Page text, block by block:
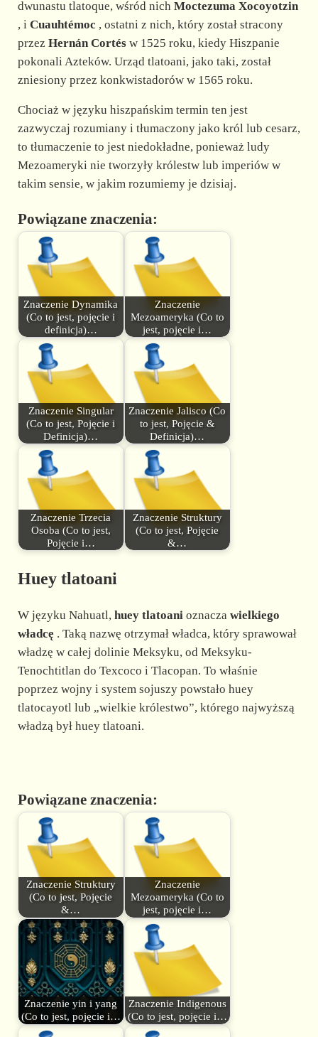
dwunastu tlatoque, wśród nich Moctezuma Xocoyotzin
, i Cuauhtémoc , ostatni z nich, który został stracony
przez Hernán Cortésw 1525 roku, kiedy Hiszpanie
pokonali Azteków. Urząd tlatoani, jako taki, został
zniesiony przez konkwistadorów w 1565 roku.
Chociaż w języku hiszpańskim termin ten jest
zazwyczaj rozumiany i tłumaczony jako król lub cesarz,
to tłumaczenie to jest niedokładne, ponieważ ludy
Mezoameryki nie tworzyły królestw lub imperiów w
takim sensie, w jakim rozumiemy je dzisiaj.
Powiązane znaczenia:
Znaczenie Dynamika
(Co to jest, pojęcie i
definicja)…
Znaczenie
Mezoameryka (Co to
jest, pojęcie i…
Znaczenie Singular
(Co to jest, Pojęcie i
Definicja)…
Znaczenie Jalisco (Co
to jest, Pojęcie &
Definicja)…
Znaczenie Trzecia
Osoba (Co to jest,
Pojęcie i…
Znaczenie Struktury
(Co to jest, Pojęcie
&…
Huey tlatoani
W języku Nahuatl, huey tlatoanioznacza wielkiego
władcę . Taką nazwę otrzymał władca, który sprawował
władzę w całej dolinie Meksyku, od Meksyku-
Tenochtitlan do Texcoco i Tlacopan. To właśnie
poprzez wojny i system sojuszy powstało huey
tlatocayotl lub „wielkie królestwo”, którego najwyższą
władzą był huey tlatoani.
Powiązane znaczenia:
Znaczenie Struktury
(Co to jest, Pojęcie
&…
Znaczenie
Mezoameryka (Co to
jest, pojęcie i…
Znaczenie yin i yang
(Co to jest, pojęcie i…
Znaczenie Indigenous
(Co to jest, pojęcie i…